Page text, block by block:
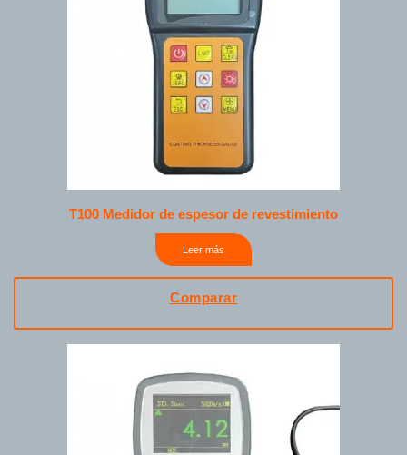
T100 Medidor de espesor de revestimiento
Leer más
Comparar